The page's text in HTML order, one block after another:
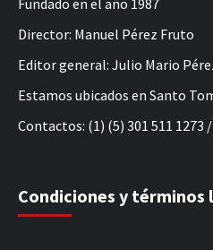
Fundado en el año 1987
Director: Manuel Pérez Fruto
Editor general: Julio Mario
Estamos ubicados en Santo
Contactos: (1) (5) 301 511 1273 /
Condiciones y términos